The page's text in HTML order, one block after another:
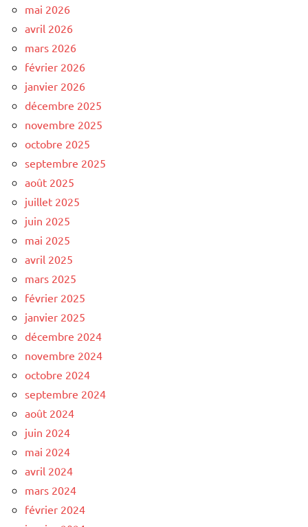
mai 2026
avril 2026
mars 2026
février 2026
janvier 2026
décembre 2025
novembre 2025
octobre 2025
septembre 2025
août 2025
juillet 2025
juin 2025
mai 2025
avril 2025
mars 2025
février 2025
janvier 2025
décembre 2024
novembre 2024
octobre 2024
septembre 2024
août 2024
juin 2024
mai 2024
avril 2024
mars 2024
février 2024